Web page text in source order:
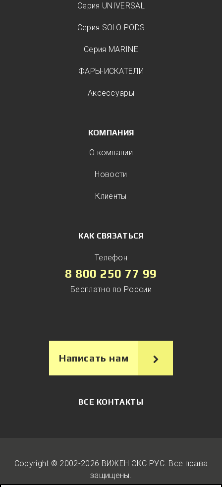
Серия UNIVERSAL
Серия SOLO PODS
Серия MARINE
ФАРЫ-ИСКАТЕЛИ
Аксессуары
КОМПАНИЯ
О компании
Новости
Клиенты
КАК СВЯЗАТЬСЯ
Телефон
8 800 250 77 99
Бесплатно по России
Написать нам
ВСЕ КОНТАКТЫ
Copyright © 2002-2026 ВИЖЕН ЭКС РУС. Вcе права
защищены.